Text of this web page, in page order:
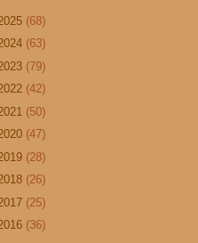
(68)
(63)
(79)
(42)
(50)
(47)
(28)
(26)
(25)
(36)